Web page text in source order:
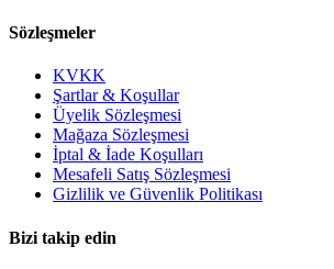
Sözleşmeler
KVKK
Şartlar & Koşullar
Üyelik Sözleşmesi
Mağaza Sözleşmesi
İptal & İade Koşulları
Mesafeli Satış Sözleşmesi
Gizlilik ve Güvenlik Politikası
Bizi takip edin